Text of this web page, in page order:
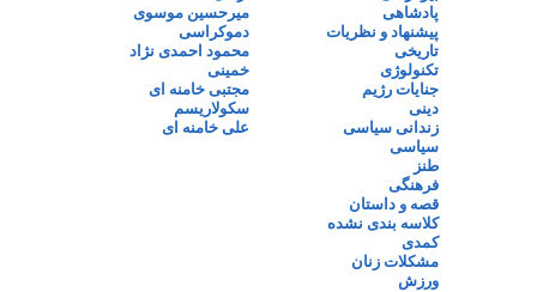
پادشاهی
پیشنهاد و نظریات
تاریخی
تکنولوژی
جنایات رژیم
دینی
زندانی سیاسی
سیاسی
طنز
فرهنگی
قصه و داستان
کلاسه بندی نشده
کمدی
مشکلات زنان
ورزش
میرحسین موسوی
دموکراسی
محمود احمدی نژاد
خمینی
مجتبی خامنه ای
سکولاریسم
علی خامنه ای